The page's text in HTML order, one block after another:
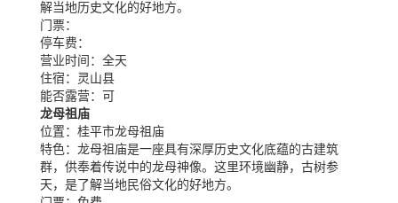
解当地历史文化的好地方。
门票：
停车费：
营业时间： 全天
住宿： 灵山县
能否露营： 可
龙母祖庙
位置： 桂平市龙母祖庙
特色： 龙母祖庙是一座具有深厚历史文化底蕴的古建筑
群，供奉着传说中的龙母神像。这里环境幽静，古树参
天，是了解当地民俗文化的好地方。